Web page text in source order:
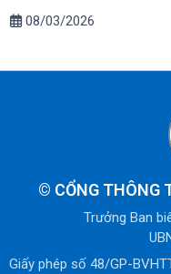
08/03/2026
© CỔNG THÔNG
Trưởng Ban
Giấy phép số 48/GP-